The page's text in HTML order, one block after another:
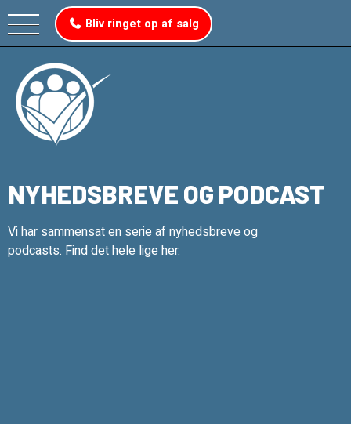
Bliv ringet op af salg
NYHEDSBREVE OG PODCAST
Vi har sammensat en serie af nyhedsbreve og
podcasts. Find det hele lige her.